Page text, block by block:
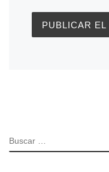
BUSCAR